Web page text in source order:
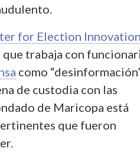
for Election
trabaja con
como
de custodia con las
de Maricopa está
que fueron